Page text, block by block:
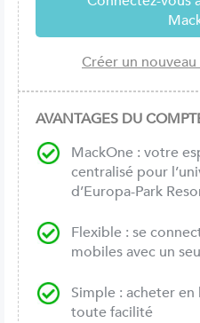
AVANTAGES DU
MackOne : votre
centralisé pour
d’Europa-Park
Flexible : se
mobiles avec un
Simple : acheter
toute facilité